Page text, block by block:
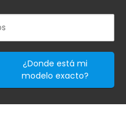
¿Donde está mi
modelo exacto?